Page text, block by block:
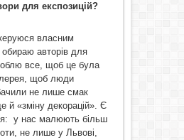
для експозицій?
власним
авторів для
все, щоб це була
щоб люди
не лише смак
й «зміну декорацій». Є
у нас малюють більш
не лише у Львові,